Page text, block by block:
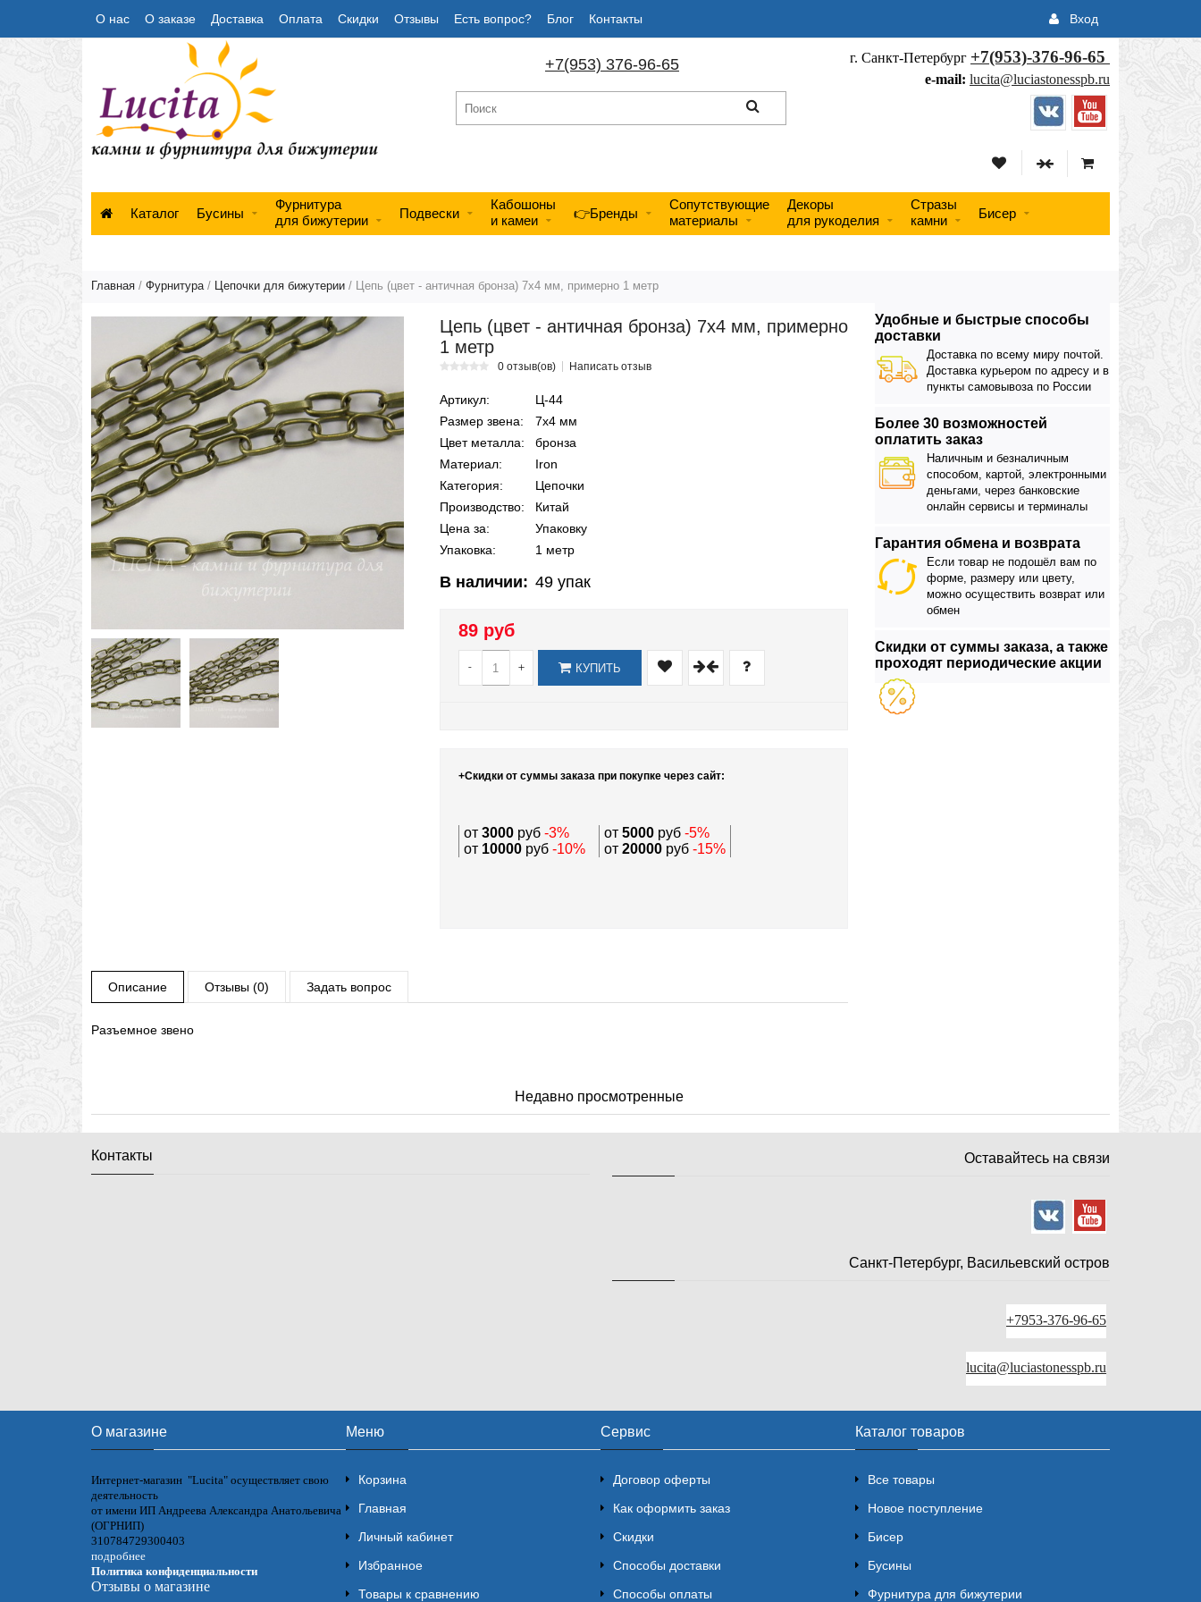
О нас О заказе Доставка Оплата Скидки Отзывы Есть вопрос? Блог Контакты Вход
г. Санкт-Петербург +7(953)-376-96-65
e-mail: lucita@luciastonesspb.ru
+7(953) 376-96-65
Каталог Бусины
Фурнитура
для бижутерии
Подвески
Кабошоны
и камеи
👉Бренды
Сопутствующие
материалы
Декоры
для рукоделия
Стразы
камни
Бисер
Главная / Фурнитура/ Цепочки для бижутерии / Цепь (цвет - античная бронза) 7х4 мм, примерно 1 метр
Удобные и быстрые способы
доставки
Доставка по всему миру почтой.
Доставка курьером по адресу и в
пункты самовывоза по России
Более 30 возможностей
оплатить заказ
Наличным и безналичным
способом, картой, электронными
деньгами, через банковские
онлайн сервисы и терминалы
Гарантия обмена и возврата
Если товар не подошёл вам по
форме, размеру или цвету,
можно осуществить возврат или
обмен
Скидки от суммы заказа, а также
проходят периодические акции
Цепь (цвет - античная бронза) 7х4 мм, примерно
1 метр
0 отзыв(ов) Написать отзыв
Артикул:
Ц-44
Размер звена:
7х4 мм
Цвет металла:
бронза
Материал:
Iron
Категория:
Цепочки
Производство:
Китай
Цена за:
Упаковку
Упаковка:
1 метр
В наличии: 49 упак
89 руб
- + КУПИТЬ
+Скидки от суммы заказа при покупке через сайт:
от3000руб -3% от 5000руб-5%
от 10000руб -10% от 20000руб -15%
Описание Отзывы (0) Задать вопрос
Разъемное звено
Недавно просмотренные
Контакты Оставайтесь на связи
Санкт-Петербург, Васильевский остров
+7953-376-96-65
lucita@luciastonesspb.ru
О магазине
Интернет-магазин "Lucita" осуществляет свою
деятельность
от имени ИП Андреева Александра Анатольевича
(ОГРНИП)
310784729300403
подробнее
Политика конфиденциальности
Отзывы о магазине
Меню
Корзина
Главная
Личный кабинет
Избранное
Товары к сравнению
Сервис
Договор оферты
Как оформить заказ
Скидки
Способы доставки
Способы оплаты
Каталог товаров
Все товары
Новое поступление
Бисер
Бусины
Фурнитура для бижутерии